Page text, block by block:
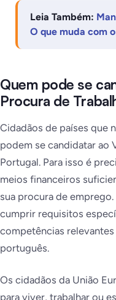
Leia Também:
O que muda com
Quem pode se
Procura de
Cidadãos de países que
podem se candidatar ao
Portugal. Para isso é
meios financeiros
sua procura de
cumprir requisitos
competências
português.
Os cidadãos da União
para viver, trabalhar ou